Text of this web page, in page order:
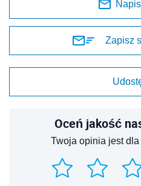
Zapisz
Oceń jakość
Twoja opinia jest